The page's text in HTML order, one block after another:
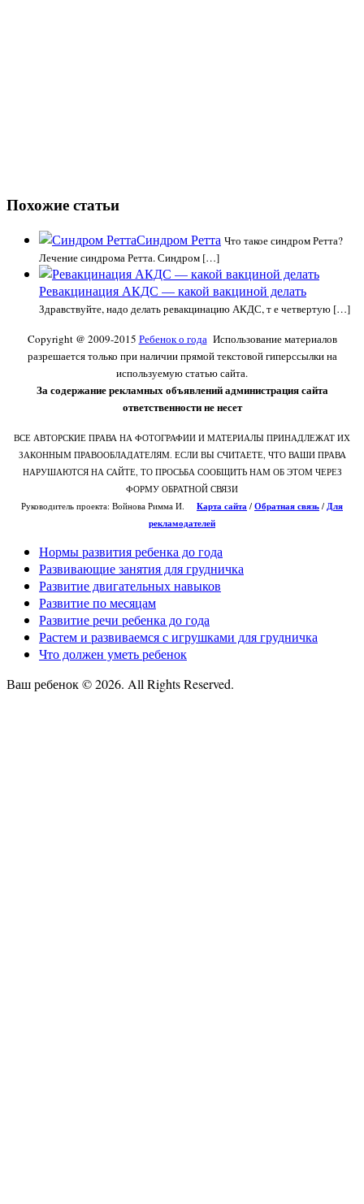
Похожие статьи
Синдром Ретта Что такое синдром Ретта?
Лечение синдрома Ретта. Синдром […]
Ревакцинация АКДС — какой вакциной делать
Здравствуйте, надо делать ревакцинацию АКДС, т е четвертую […]
Copyright @ 2009-2015 Ребенок о годаИспользование материалов
разрешается только при наличии прямой текстовой гиперссылки на
используемую статью сайта.
За содержание рекламных объявлений администрация сайта
ответственности не несет
ВСЕ АВТОРСКИЕ ПРАВА НА ФОТОГРАФИИ И МАТЕРИАЛЫ ПРИНАДЛЕЖАТ ИХ
ЗАКОННЫМ ПРАВООБЛАДАТЕЛЯМ. ЕСЛИ ВЫ СЧИТАЕТЕ, ЧТО ВАШИ ПРАВА
НАРУШАЮТСЯ НА САЙТЕ, ТО ПРОСЬБА СООБЩИТЬ НАМ ОБ ЭТОМ ЧЕРЕЗ
ФОРМУ ОБРАТНОЙ СВЯЗИ
Руководитель проекта: Войнова Римма И. Карта сайта / Обратная связь / Для
рекламодателей
Нормы развития ребенка до года
Развивающие занятия для грудничка
Развитие двигательных навыков
Развитие по месяцам
Развитие речи ребенка до года
Растем и развиваемся с игрушками для грудничка
Что должен уметь ребенок
Ваш ребенок © 2026. All Rights Reserved.